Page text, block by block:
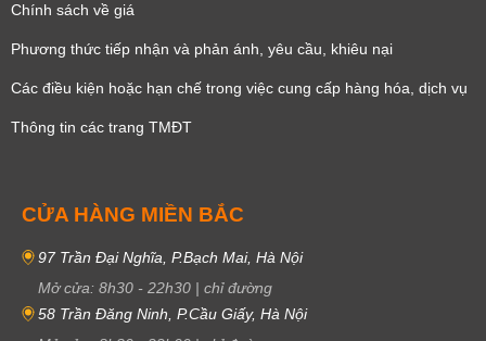
Chính sách về giá
Phương thức tiếp nhận và phản ánh, yêu cầu, khiêu nại
Các điều kiện hoặc hạn chế trong việc cung cấp hàng hóa, dịch vụ
Thông tin các trang TMĐT
CỬA HÀNG MIỀN BẮC
97 Trần Đại Nghĩa, P.Bạch Mai, Hà Nội
Mở cửa: 8h30 - 22h30 | chỉ đường
58 Trần Đăng Ninh, P.Cầu Giấy, Hà Nội